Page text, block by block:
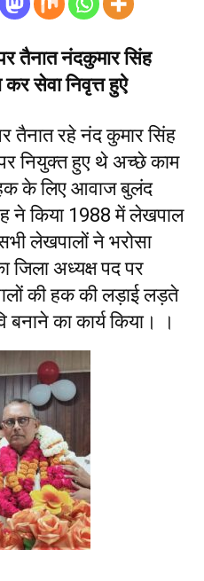
तैनात नंदकुमार सिंह
सेवा निवृत्त हुऐ
तैनात रहे नंद कुमार सिंह
नियुक्त हुए थे अच्छे काम
के लिए आवाज बुलंद
ने किया 1988 में लेखपाल
लेखपालों ने भरोसा
अध्यक्ष पद पर
की हक की लड़ाई लड़ते
का कार्य किया। ।